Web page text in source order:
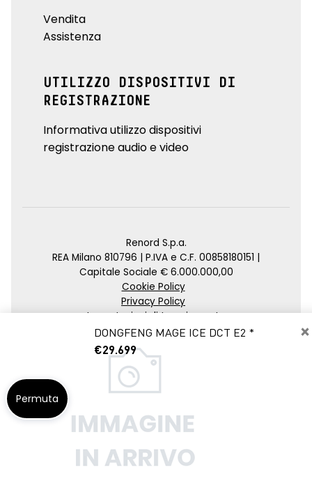
×
DONGFENG MAGE ICE DCT E2 *
€29.699
Vendita
Assistenza
UTILIZZO DISPOSITIVI DI
REGISTRAZIONE
Informativa utilizzo dispositivi
registrazione audio e video
Renord S.p.a.
REA Milano 810796 | P.IVA e C.F. 00858180151 |
Capitale Sociale € 6.000.000,00
Cookie Policy
Privacy Policy
Impostazioni di tracciamento
Agenzia SEO
Permuta